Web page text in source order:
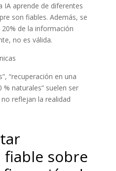
IA aprende de diferentes
son fiables. Además, se
de la información
no es válida.
“recuperación en una
% naturales” suelen ser
reflejan la realidad
sobre